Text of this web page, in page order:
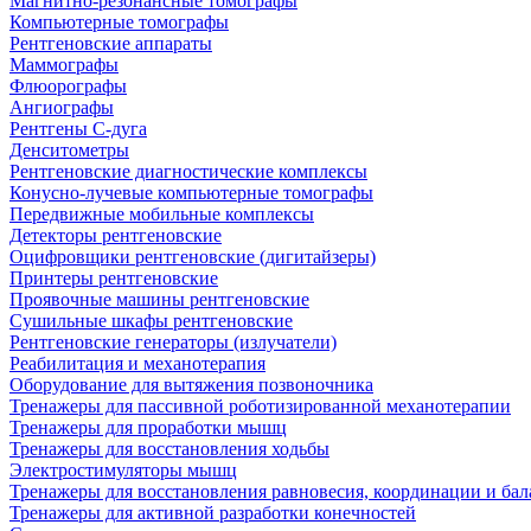
Компьютерные томографы
Рентгеновские аппараты
Маммографы
Флюорографы
Ангиографы
Рентгены С-дуга
Денситометры
Рентгеновские диагностические комплексы
Конусно-лучевые компьютерные томографы
Передвижные мобильные комплексы
Детекторы рентгеновские
Оцифровщики рентгеновские (дигитайзеры)
Принтеры рентгеновские
Проявочные машины рентгеновские
Сушильные шкафы рентгеновские
Рентгеновские генераторы (излучатели)
Реабилитация и механотерапия
Оборудование для вытяжения позвоночника
Тренажеры для пассивной роботизированной механотерапии
Тренажеры для проработки мышц
Тренажеры для восстановления ходьбы
Электростимуляторы мышц
Тренажеры для восстановления равновесия, координации и
Тренажеры для активной разработки конечностей